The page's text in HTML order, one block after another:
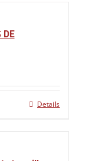
DE
Details